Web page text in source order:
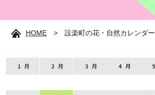
HOME> 設楽町の花・自然カレンダー